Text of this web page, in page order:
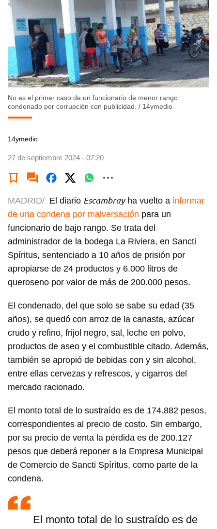
No es el primer caso de un funcionario de menor rango
condenado por corrupción con publicidad. / 14ymedio
14ymedio
27 de septiembre 2024 - 07:20
MADRID/ El diario Escambrayha vuelto a informar
de una condena por malversación para un
funcionario de bajo rango. Se trata del
administrador de la bodega La Riviera, en Sancti
Spíritus, sentenciado a 10 años de prisión por
apropiarse de 24 productos y 6.000 litros de
queroseno por valor de más de 200.000 pesos.
El condenado, del que solo se sabe su edad (35
años), se quedó con arroz de la canasta, azúcar
crudo y refino, frijol negro, sal, leche en polvo,
productos de aseo y el combustible citado. Además,
también se apropió de bebidas con y sin alcohol,
entre ellas cervezas y refrescos, y cigarros del
mercado racionado.
El monto total de lo sustraído es de 174.882 pesos,
correspondientes al precio de costo. Sin embargo,
por su precio de venta la pérdida es de 200.127
pesos que deberá reponer a la Empresa Municipal
de Comercio de Sancti Spíritus, como parte de la
condena.
El monto total de lo sustraído es de